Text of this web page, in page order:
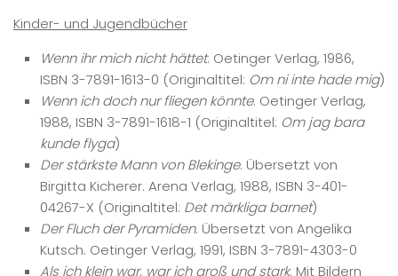
Kinder- und Jugendbücher
Wenn ihr mich nicht hättet. Oetinger Verlag, 1986,
ISBN 3-7891-1613-0 (Originaltitel: Om ni inte hade mig)
Wenn ich doch nur fliegen könnte. Oetinger Verlag,
1988, ISBN 3-7891-1618-1 (Originaltitel: Om jag bara
kunde flyga)
Der stärkste Mann von Blekinge. Übersetzt von
Birgitta Kicherer. Arena Verlag, 1988, ISBN 3-401-
04267-X (Originaltitel: Det märkliga barnet)
Der Fluch der Pyramiden. Übersetzt von Angelika
Kutsch. Oetinger Verlag, 1991, ISBN 3-7891-4303-0
Als ich klein war, war ich groß und stark. Mit Bildern